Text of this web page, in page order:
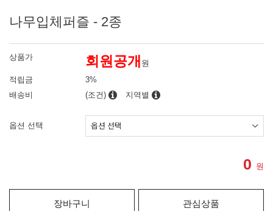
나무입체퍼즐 - 2종
상품가 회원공개 원
적립금
3%
배송비
(조건) 지역별
옵션 선택
0 원
장바구니 관심상품